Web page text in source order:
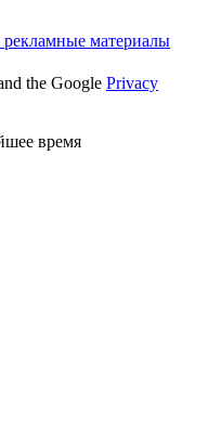
материалы
the Google Privacy
время